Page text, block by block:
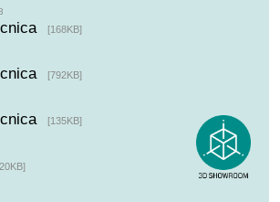
ad altissima dinamica
(mono-connettore per cavo potenza e
[168KB]
[792KB]
[135KB]